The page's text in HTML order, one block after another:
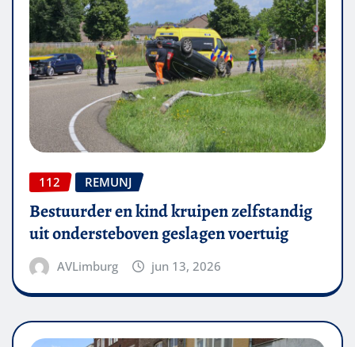
112 REMUNJ
Bestuurder en kind kruipen zelfstandig
uit ondersteboven geslagen voertuig
AVLimburg jun 13, 2026